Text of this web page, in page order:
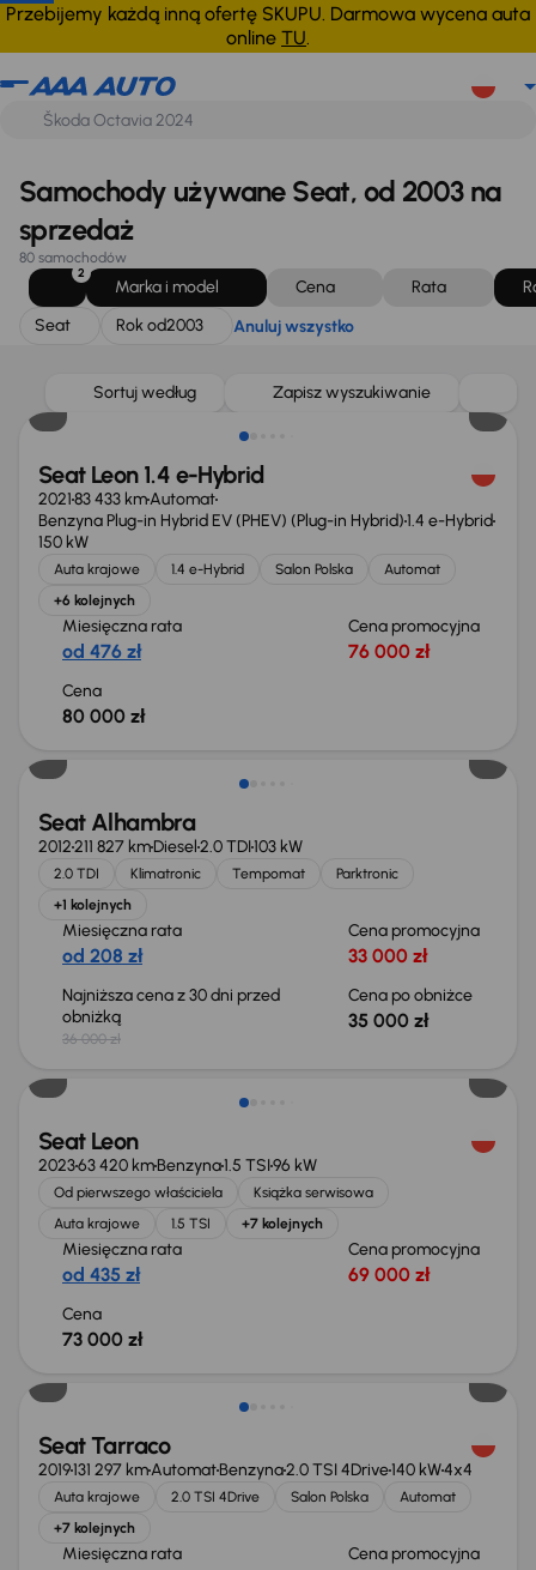
Przebijemy każdą inną ofertę SKUPU. Darmowa wycena auta
online TU.
Seat Rok od2003 Anuluj wszystko
Samochody używane Seat, od 2003 na
sprzedaż
80 samochodów
2
Marka i model Cena Rata
Seat
Rok od2003 Anuluj wszystko
Sortuj według Zapisz wyszukiwanie
Możliwość odliczenia VAT
Seat Leon 1.4 e-Hybrid
202183 433 kmAutomat
Benzyna Plug-in Hybrid EV (PHEV) (Plug-in Hybrid)1.4 e-Hybrid
150 kW
Auta krajowe 1.4 e-Hybrid Salon Polska
Automat
+6 kolejnych
Miesięczna rata
od 476 zł
Cena promocyjna
76 000 zł
Cena
80 000 zł
Taniej o 1 000 zł
Seat Alhambra
2012211 827 kmDiesel2.0 TDI103 kW
2.0 TDI Klimatronic Tempomat
Parktronic
+1 kolejnych
Miesięczna rata
od 208 zł
Cena promocyjna
33 000 zł
Najniższa cena z 30 dni przed
obniżką
36 000 zł
Cena po obniżce
35 000 zł
Możliwość odliczenia VAT
Seat Leon
202363 420 kmBenzyna1.5 TSI96 kW
Od pierwszego właściciela
Książka serwisowa
Auta krajowe
1.5 TSI +7 kolejnych
Miesięczna rata
od 435 zł
Cena promocyjna
69 000 zł
Cena
73 000 zł
Seat Tarraco
2019131 297 kmAutomatBenzyna2.0 TSI 4Drive140 kW4x4
Auta krajowe 2.0 TSI 4Drive Salon Polska
Automat
+7 kolejnych
Miesięczna rata Cena promocyjna